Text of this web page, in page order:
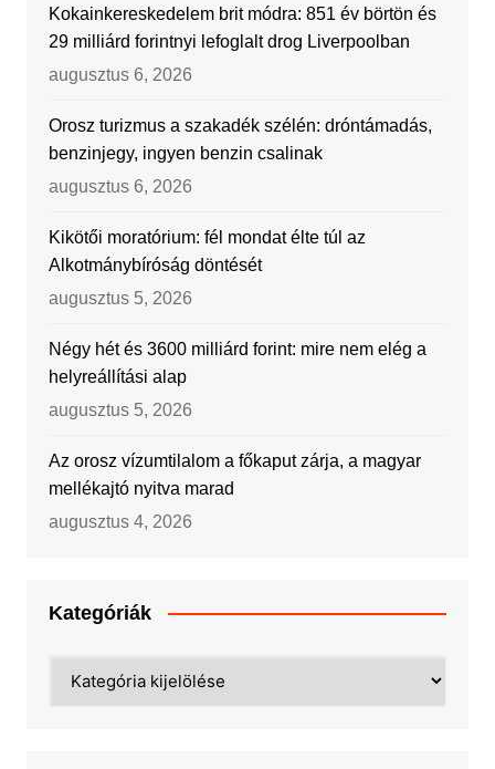
Kokainkereskedelem brit módra: 851 év börtön és
29 milliárd forintnyi lefoglalt drog Liverpoolban
augusztus 6, 2026
Orosz turizmus a szakadék szélén: dróntámadás,
benzinjegy, ingyen benzin csalinak
augusztus 6, 2026
Kikötői moratórium: fél mondat élte túl az
Alkotmánybíróság döntését
augusztus 5, 2026
Négy hét és 3600 milliárd forint: mire nem elég a
helyreállítási alap
augusztus 5, 2026
Az orosz vízumtilalom a főkaput zárja, a magyar
mellékajtó nyitva marad
augusztus 4, 2026
Kategóriák